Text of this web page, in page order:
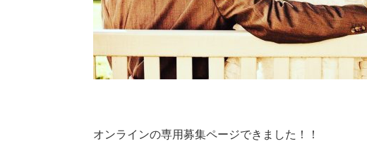
オンラインの専用募集ページできました！！